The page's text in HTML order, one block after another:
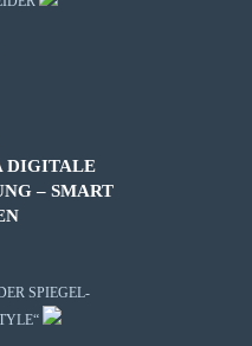
DIGITALE
– SMART
SPIEGEL-